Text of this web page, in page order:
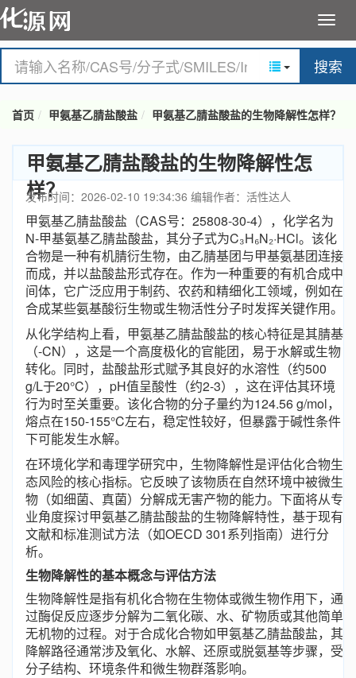
搜索
首页 甲氨基乙腈盐酸盐 甲氨基乙腈盐酸盐的生物降解性怎样？
甲氨基乙腈盐酸盐的生物降解性怎
样？
发布时间：2026-02-10 19:34:36 编辑作者：活性达人
甲氨基乙腈盐酸盐（CAS号：25808-30-4），化学名为
N-甲基氨基乙腈盐酸盐，其分子式为C₃H₆N₂·HCl。该化
合物是一种有机腈衍生物，由乙腈基团与甲基氨基团连接
而成，并以盐酸盐形式存在。作为一种重要的有机合成中
间体，它广泛应用于制药、农药和精细化工领域，例如在
合成某些氨基酸衍生物或生物活性分子时发挥关键作用。
从化学结构上看，甲氨基乙腈盐酸盐的核心特征是其腈基
（-CN），这是一个高度极化的官能团，易于水解或生物
转化。同时，盐酸盐形式赋予其良好的水溶性（约500
g/L于20°C），pH值呈酸性（约2-3），这在评估其环境
行为时至关重要。该化合物的分子量约为124.56 g/mol，
熔点在150-155°C左右，稳定性较好，但暴露于碱性条件
下可能发生水解。
在环境化学和毒理学研究中，生物降解性是评估化合物生
态风险的核心指标。它反映了该物质在自然环境中被微生
物（如细菌、真菌）分解成无害产物的能力。下面将从专
业角度探讨甲氨基乙腈盐酸盐的生物降解特性，基于现有
文献和标准测试方法（如OECD 301系列指南）进行分
析。
生物降解性的基本概念与评估方法
生物降解性是指有机化合物在生物体或微生物作用下，通
过酶促反应逐步分解为二氧化碳、水、矿物质或其他简单
无机物的过程。对于合成化合物如甲氨基乙腈盐酸盐，其
降解路径通常涉及氧化、水解、还原或脱氨基等步骤，受
分子结构、环境条件和微生物群落影响。